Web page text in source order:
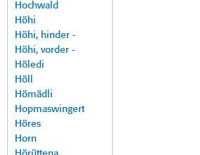
Hochwald
Höhi
Höhi, hinder -
Höhi, vorder -
Höledi
Höll
Hömädli
Hopmaswingert
Höres
Horn